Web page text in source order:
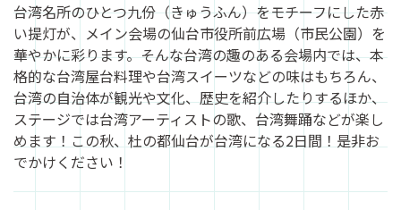
台湾名所のひとつ九份（きゅうふん）をモチーフにした赤
い提灯が、メイン会場の仙台市役所前広場（市民公園）を
華やかに彩ります。そんな台湾の趣のある会場内では、本
格的な台湾屋台料理や台湾スイーツなどの味はもちろん、
台湾の自治体が観光や文化、歴史を紹介したりするほか、
ステージでは台湾アーティストの歌、台湾舞踊などが楽し
めます！この秋、杜の都仙台が台湾になる2日間！是非お
でかけください！